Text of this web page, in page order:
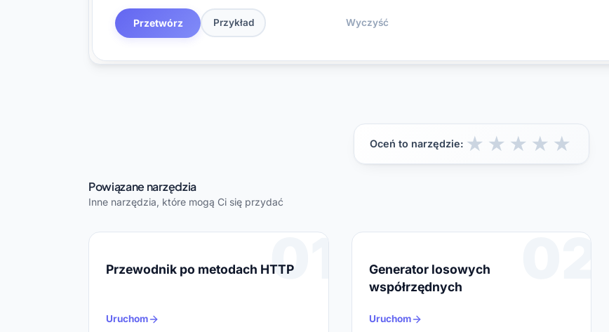
Przetwórz Przykład Wyczyść
Uwagi do projektu
------------------
Oceń to narzędzie: ★
★
★
★
★
Powiązane narzędzia
Inne narzędzia, które mogą Ci się przydać
01
Przewodnik po metodach HTTP
Uruchom
02
Generator losowych
współrzędnych
Uruchom